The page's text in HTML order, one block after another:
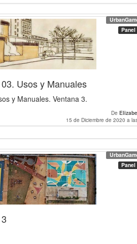
Panel
Usos y Manuales
y Manuales. Ventana 3.
De
15 de Diciembre de 2020 a
Panel